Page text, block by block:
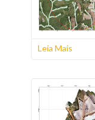
Leia Mais